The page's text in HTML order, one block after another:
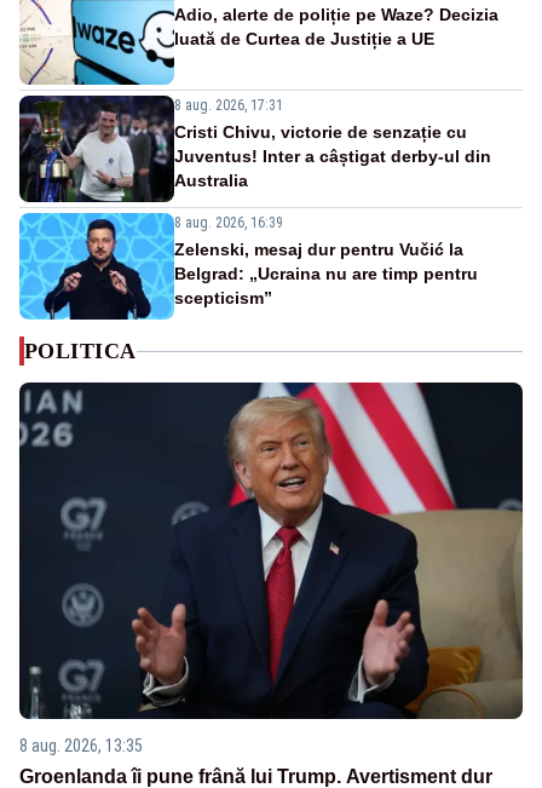
Adio, alerte de poliție pe Waze? Decizia
luată de Curtea de Justiție a UE
8 aug. 2026, 17:31
Cristi Chivu, victorie de senzație cu
Juventus! Inter a câștigat derby-ul din
Australia
8 aug. 2026, 16:39
Zelenski, mesaj dur pentru Vučić la
Belgrad: „Ucraina nu are timp pentru
scepticism”
POLITICA
8 aug. 2026, 13:35
Groenlanda îi pune frână lui Trump. Avertisment dur